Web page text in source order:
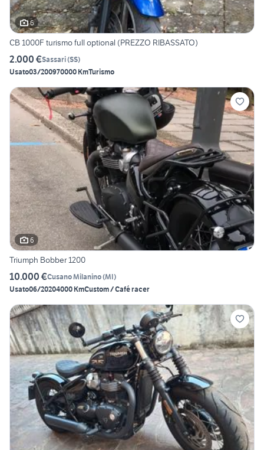
6
CB 1000F turismo full optional (PREZZO RIBASSATO)
2.000 €Sassari(SS)
Usato03/200970000 KmTurismo
6
Triumph Bobber 1200
10.000 €Cusano Milanino(MI)
Usato06/20204000 KmCustom / Café racer